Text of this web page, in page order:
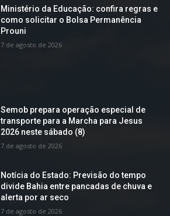
Ministério da Educação: confira regras e
como solicitar o Bolsa Permanência
Prouni
7 de agosto de 2026
Semob prepara operação especial de
transporte para a Marcha para Jesus
2026 neste sábado (8)
7 de agosto de 2026
Notícia do Estado: Previsão do tempo
divide Bahia entre pancadas de chuva e
alerta por ar seco
7 de agosto de 2026